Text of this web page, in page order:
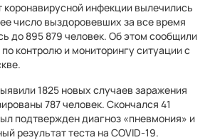
коронавирусной инфекции вылечились
число выздоровевших за все время
до 895 879 человек. Об этом сообщили
контролю и мониторингу ситуации с
1825 новых случаев заражения
787 человек. Скончался 41
подтвержден диагноз «пневмония» и
результат теста на COVID-19.